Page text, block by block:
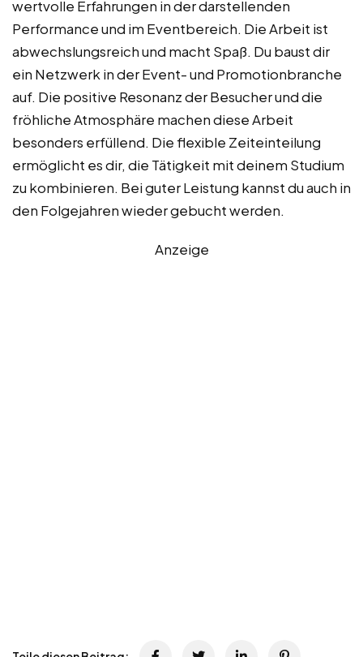
wertvolle Erfahrungen in der darstellenden
Performance und im Eventbereich. Die Arbeit ist
abwechslungsreich und macht Spaß. Du baust dir
ein Netzwerk in der Event- und Promotionbranche
auf. Die positive Resonanz der Besucher und die
fröhliche Atmosphäre machen diese Arbeit
besonders erfüllend. Die flexible Zeiteinteilung
ermöglicht es dir, die Tätigkeit mit deinem Studium
zu kombinieren. Bei guter Leistung kannst du auch in
den Folgejahren wieder gebucht werden.
Anzeige